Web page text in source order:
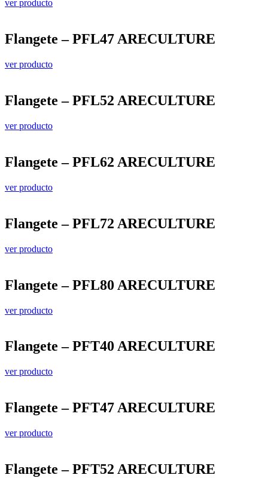
ver producto
Flangete – PFL47 ARECULTURE
ver producto
Flangete – PFL52 ARECULTURE
ver producto
Flangete – PFL62 ARECULTURE
ver producto
Flangete – PFL72 ARECULTURE
ver producto
Flangete – PFL80 ARECULTURE
ver producto
Flangete – PFT40 ARECULTURE
ver producto
Flangete – PFT47 ARECULTURE
ver producto
Flangete – PFT52 ARECULTURE